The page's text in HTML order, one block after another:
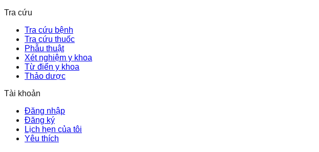
Tra cứu
Tra cứu bệnh
Tra cứu thuốc
Phẫu thuật
Xét nghiệm y khoa
Từ điển y khoa
Thảo dược
Tài khoản
Đăng nhập
Đăng ký
Lịch hẹn của tôi
Yêu thích